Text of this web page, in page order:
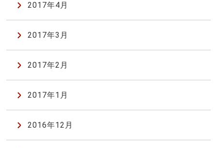
2017年4月
2017年3月
2017年2月
2017年1月
2016年12月